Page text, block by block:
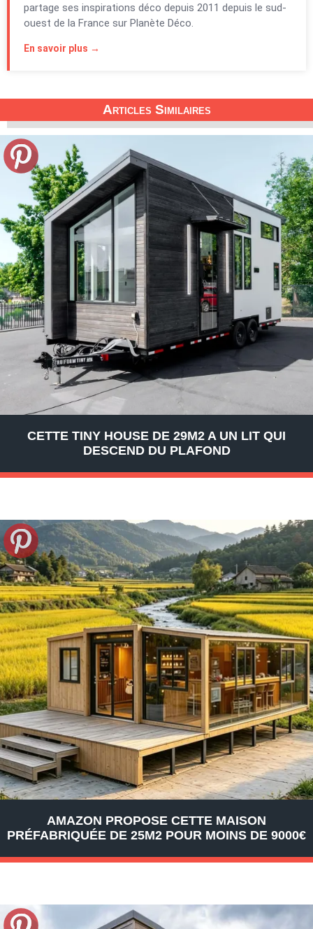
partage ses inspirations déco depuis 2011 depuis le sud-
ouest de la France sur Planète Déco.
En savoir plus →
Articles Similaires
CETTE TINY HOUSE DE 29M2 A UN LIT QUI
DESCEND DU PLAFOND
AMAZON PROPOSE CETTE MAISON
PRÉFABRIQUÉE DE 25M2 POUR MOINS DE 9000€